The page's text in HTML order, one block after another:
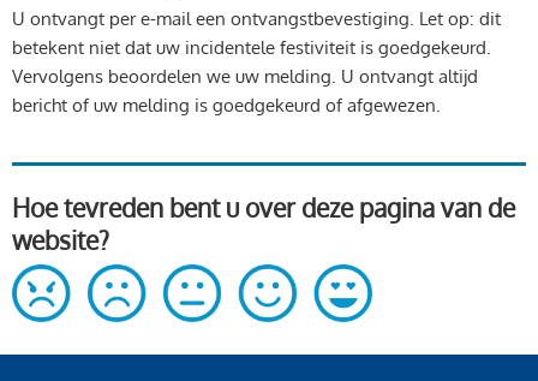
U ontvangt per e-mail een ontvangstbevestiging. Let op: dit
betekent niet dat uw incidentele festiviteit is goedgekeurd.
Vervolgens beoordelen we uw melding. U ontvangt altijd
bericht of uw melding is goedgekeurd of afgewezen.
Hoe tevreden bent u over deze pagina van de
website?